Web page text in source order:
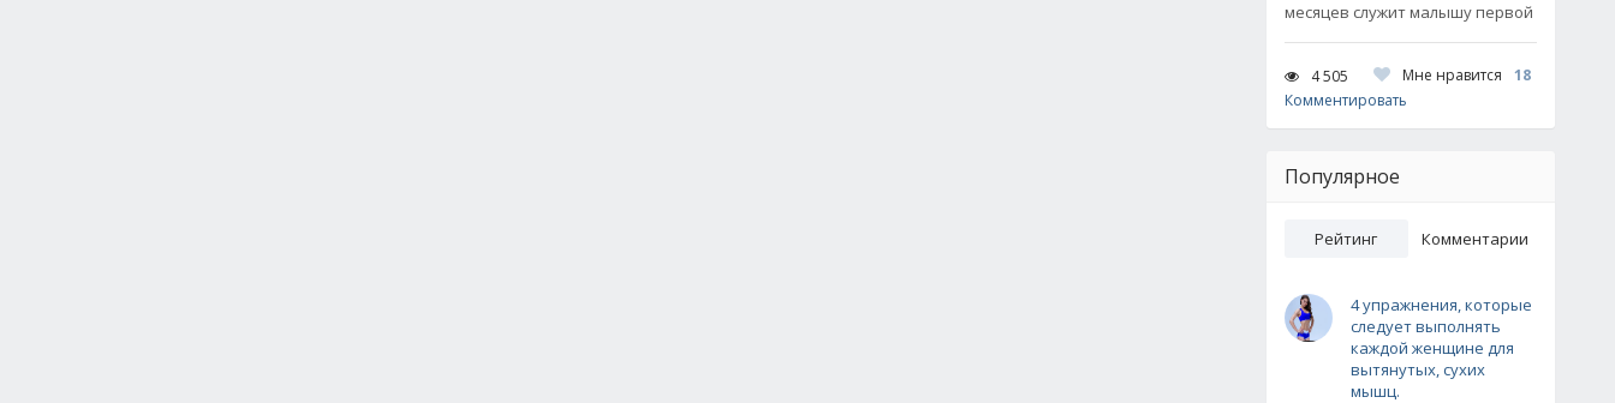
месяцев служит малышу первой
4 505 Мне нравится
18
Комментировать
Популярное
Рейтинг Комментарии
4 упражнения, которые
следует выполнять
каждой женщине для
вытянутых, сухих
мышц.